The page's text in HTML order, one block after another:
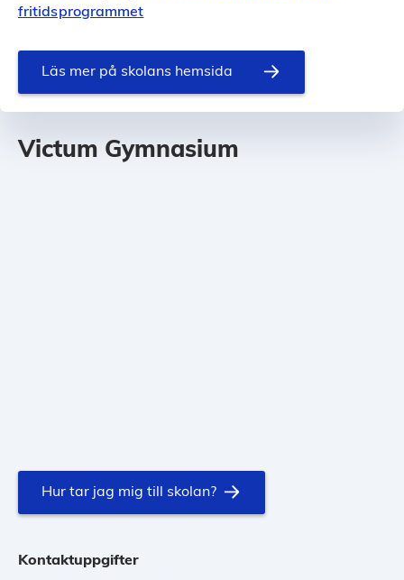
fritidsprogrammet
Läs mer på skolans hemsida
Victum Gymnasium
Hur tar jag mig till skolan?
Kontaktuppgifter